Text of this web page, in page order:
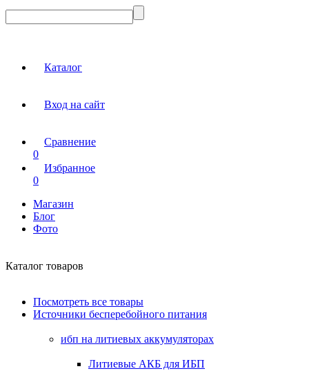
Каталог
Вход на сайт
Сравнение
0
Избранное
0
Магазин
Блог
Фото
Каталог товаров
Посмотреть все товары
Источники бесперебойного питания
ибп на литиевых аккумуляторах
Литиевые АКБ для ИБП